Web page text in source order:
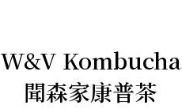
W&V Kombucha
聞森家康普茶